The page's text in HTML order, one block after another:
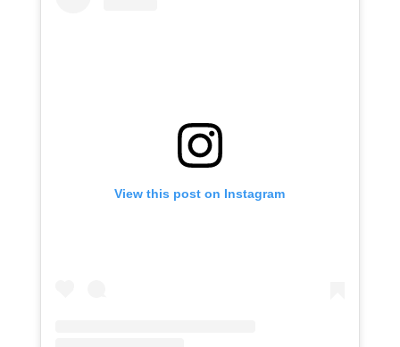
View this post on Instagram